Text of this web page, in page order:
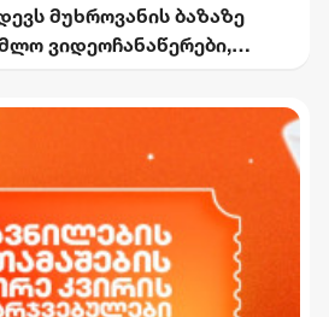
მუხროვანის ბაზაზე
ვიდეოჩანაწერები,